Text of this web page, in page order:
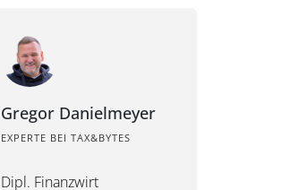
Gregor Danielmeyer
EXPERTE BEI TAX&BYTES
Dipl. Finanzwirt